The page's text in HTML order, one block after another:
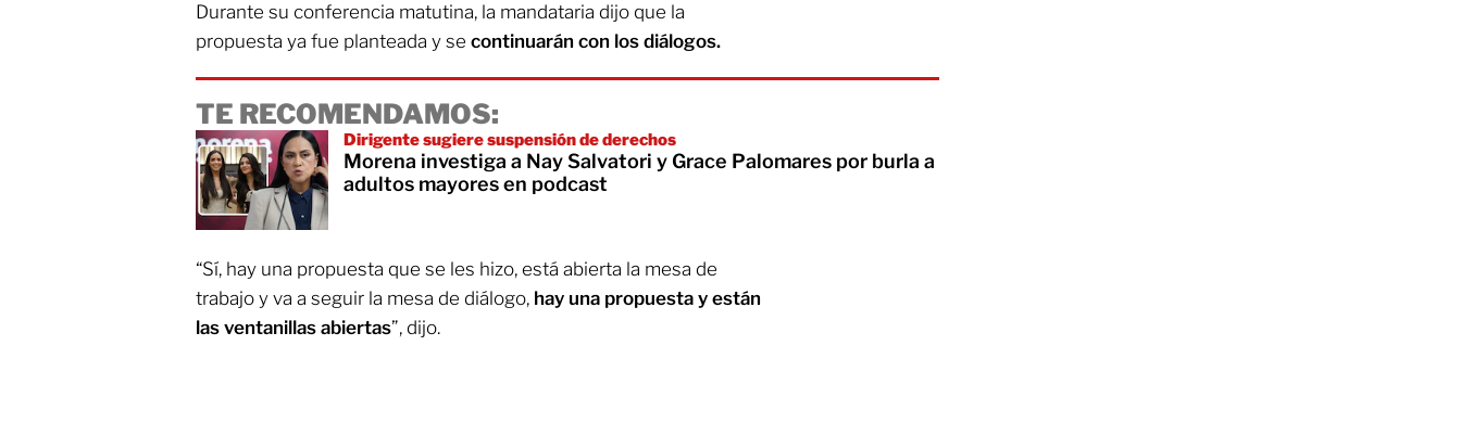
Durante su conferencia matutina, la mandataria dijo que la
propuesta ya fue planteada y se continuarán con los diálogos.
TE RECOMENDAMOS:
Dirigente sugiere suspensión de derechos
Morena investiga a Nay Salvatori y Grace Palomares por burla a
adultos mayores en podcast
“Sí, hay una propuesta que se les hizo, está abierta la mesa de
trabajo y va a seguir la mesa de diálogo, hay una propuesta y están
las ventanillas abiertas”, dijo.